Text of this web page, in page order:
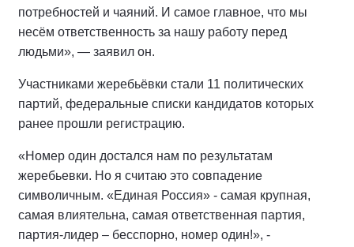
потребностей и чаяний. И самое главное, что мы
несём ответственность за нашу работу перед
людьми», — заявил он.
Участниками жеребьёвки стали 11 политических
партий, федеральные списки кандидатов которых
ранее прошли регистрацию.
«Номер один достался нам по результатам
жеребьевки. Но я считаю это совпадение
символичным. «Единая Россия» - самая крупная,
самая влиятельна, самая ответственная партия,
партия-лидер – бесспорно, номер один!», -